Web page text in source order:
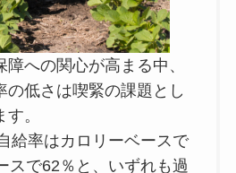
への関心が高まる中、
の低さは喫緊の課題とし
。
給率はカロリーベースで
スで62％と、いずれも過